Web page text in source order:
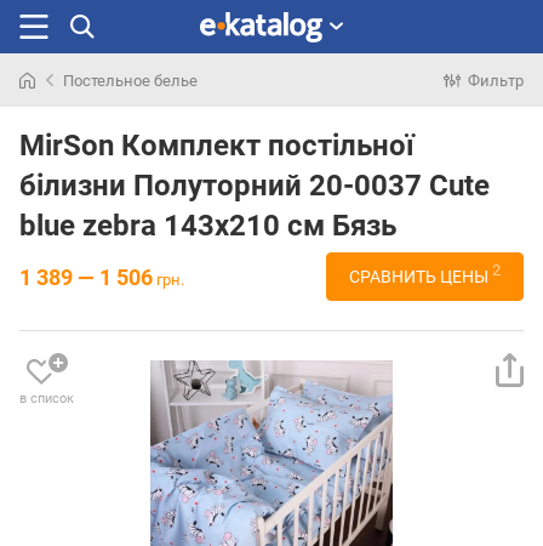
раньше
Постельное белье Фильтр
MirSon Комплект постільної
білизни Полуторний 20-0037 Cute
blue zebra 143х210 см Бязь
1 389 — 1 506 грн. СРАВНИТЬ ЦЕНЫ 2
в список